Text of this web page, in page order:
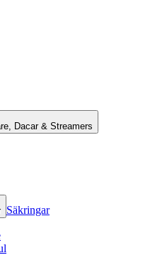
Dacar & Streamers
Säkringar